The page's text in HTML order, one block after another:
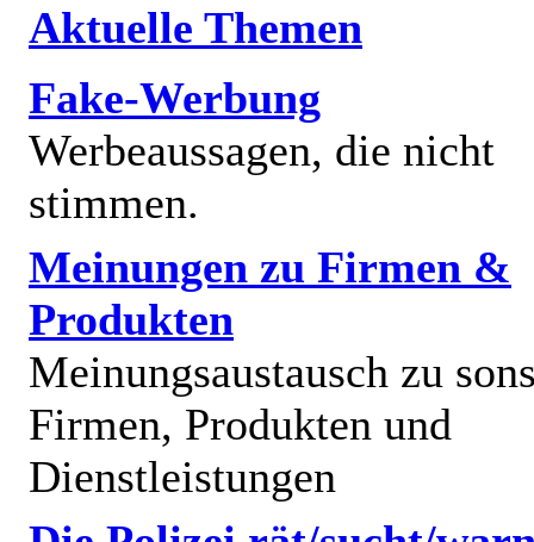
Aktuelle Themen
Fake-Werbung
Werbeaussagen, die nicht
stimmen.
Meinungen zu Firmen &
Produkten
Meinungsaustausch zu
Firmen, Produkten und
Dienstleistungen